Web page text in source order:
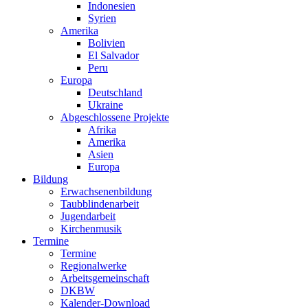
Indonesien
Syrien
Amerika
Bolivien
El Salvador
Peru
Europa
Deutschland
Ukraine
Abgeschlossene Projekte
Afrika
Amerika
Asien
Europa
Bildung
Erwachsenenbildung
Taubblindenarbeit
Jugendarbeit
Kirchenmusik
Termine
Termine
Regionalwerke
Arbeitsgemeinschaft
DKBW
Kalender-Download